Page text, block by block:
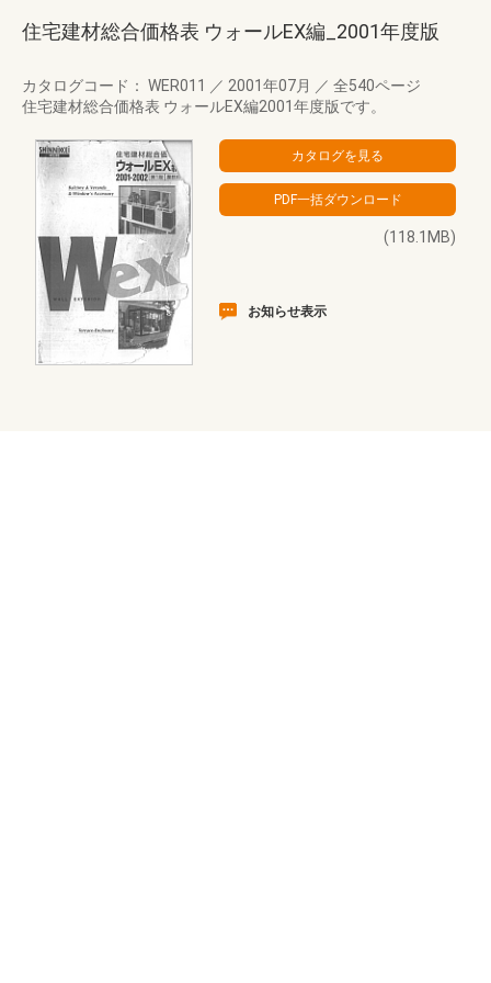
住宅建材総合価格表 ウォールEX編_2001年度版
カタログコード： WER011 ／ 2001年07月 ／ 全540ページ
住宅建材総合価格表 ウォールEX編2001年度版です。
(118.1MB)
お知らせ表示